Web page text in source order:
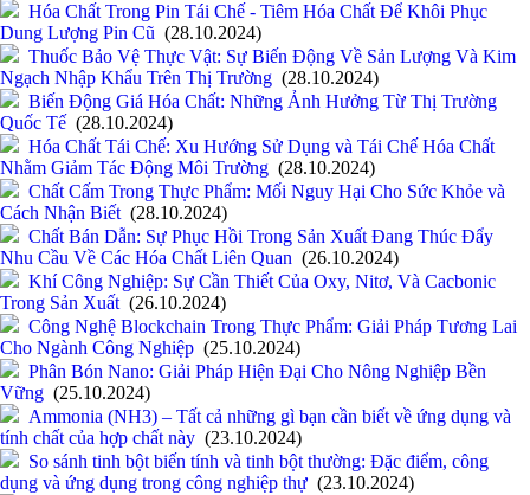
Hóa Chất Trong Pin Tái Chế - Tiêm Hóa Chất Để Khôi Phục
Dung Lượng Pin Cũ (28.10.2024)
Thuốc Bảo Vệ Thực Vật: Sự Biến Động Về Sản Lượng Và Kim
Ngạch Nhập Khẩu Trên Thị Trường (28.10.2024)
Biến Động Giá Hóa Chất: Những Ảnh Hưởng Từ Thị Trường
Quốc Tế (28.10.2024)
Hóa Chất Tái Chế: Xu Hướng Sử Dụng và Tái Chế Hóa Chất
Nhằm Giảm Tác Động Môi Trường (28.10.2024)
Chất Cấm Trong Thực Phẩm: Mối Nguy Hại Cho Sức Khỏe và
Cách Nhận Biết (28.10.2024)
Chất Bán Dẫn: Sự Phục Hồi Trong Sản Xuất Đang Thúc Đẩy
Nhu Cầu Về Các Hóa Chất Liên Quan (26.10.2024)
Khí Công Nghiệp: Sự Cần Thiết Của Oxy, Nitơ, Và Cacbonic
Trong Sản Xuất (26.10.2024)
Công Nghệ Blockchain Trong Thực Phẩm: Giải Pháp Tương Lai
Cho Ngành Công Nghiệp (25.10.2024)
Phân Bón Nano: Giải Pháp Hiện Đại Cho Nông Nghiệp Bền
Vững (25.10.2024)
Ammonia (NH3) – Tất cả những gì bạn cần biết về ứng dụng và
tính chất của hợp chất này (23.10.2024)
So sánh tinh bột biến tính và tinh bột thường: Đặc điểm, công
dụng và ứng dụng trong công nghiệp thự (23.10.2024)